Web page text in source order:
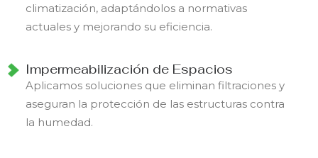
climatización, adaptándolos a normativas
actuales y mejorando su eficiencia.
Impermeabilización de Espacios
Aplicamos soluciones que eliminan filtraciones y
aseguran la protección de las estructuras contra
la humedad.